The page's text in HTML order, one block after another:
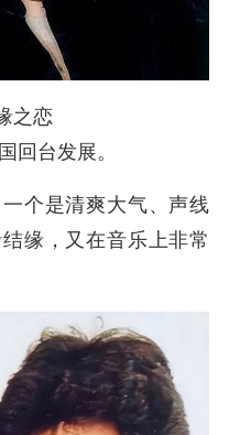
之恋
回台发展。
个是清爽大气、声线
缘，又在音乐上非常